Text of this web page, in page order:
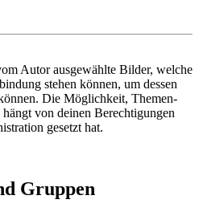
Autor ausgewählte Bilder, welche
stehen können, um dessen
Die Möglichkeit, Themen-
von deinen Berechtigungen
gesetzt hat.
Gruppen